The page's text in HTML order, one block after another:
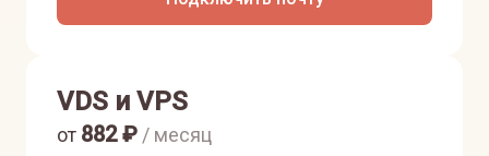
VDS и VPS
от 882₽ / месяц